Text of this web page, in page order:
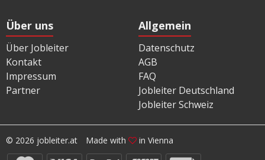
Über uns
Über Jobleiter
Kontakt
Impressum
Partner
Allgemein
Datenschutz
AGB
FAQ
Jobleiter Deutschland
Jobleiter Schweiz
© 2026 jobleiter.at Made with in Vienna